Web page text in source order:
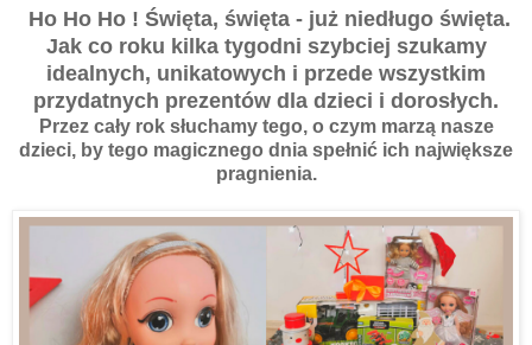
Ho Ho Ho ! Święta, święta - już niedługo święta.
Jak co roku kilka tygodni szybciej szukamy
idealnych, unikatowych i przede wszystkim
przydatnych prezentów dla dzieci i dorosłych.
Przez cały rok słuchamy tego, o czym marzą nasze
dzieci, by tego magicznego dnia spełnić ich największe
pragnienia.